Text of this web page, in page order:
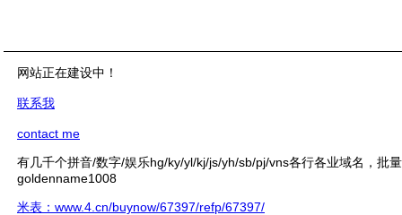
网站正在建设中！
联系我
contact me
有几千个拼音/数字/娱乐hg/ky/yl/kj/js/yh/sb/pj/vns各行各业域名，批
goldenname1008
米表：www.4.cn/buynow/67397/refp/67397/